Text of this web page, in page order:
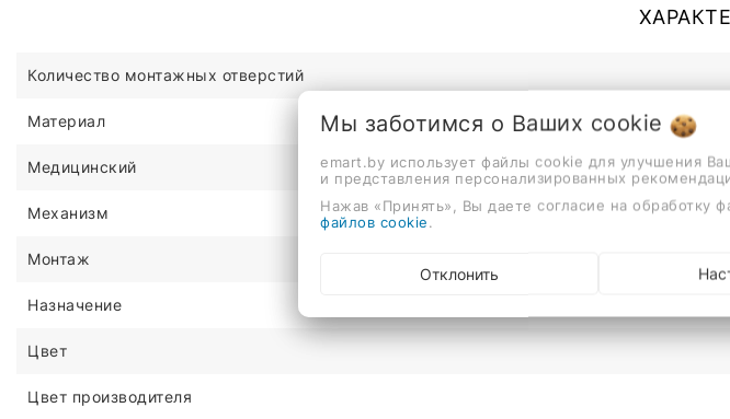
Количество монтажных отверстий
Материал
Медицинский
Механизм
Монтаж
Назначение
Цвет
Цвет производителя
Мы заботимся о Ваших cookie
emart.by использует файлы cookie для улучшения
и представления персонализированных
Нажав «Принять», Вы даете согласие на обработку
файлов cookie
Отклонить